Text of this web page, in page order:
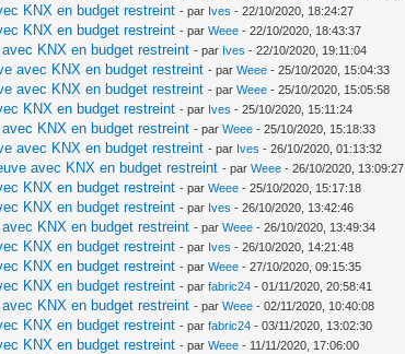
KNX en budget restreint - par Ives - 22/10/2020, 18:24:27
KNX en budget restreint - parWeee - 22/10/2020, 18:43:37
KNX en budget restreint - par Ives - 22/10/2020, 19:11:04
avec KNX en budget restreint - parWeee - 25/10/2020, 15:04:33
avec KNX en budget restreint - parWeee - 25/10/2020, 15:05:58
KNX en budget restreint - par Ives - 25/10/2020, 15:11:24
KNX en budget restreint - parWeee - 25/10/2020, 15:18:33
avec KNX en budget restreint - par Ives - 26/10/2020, 01:13:32
avec KNX en budget restreint - parWeee - 26/10/2020, 13:09:27
KNX en budget restreint - parWeee - 25/10/2020, 15:17:18
KNX en budget restreint - par Ives - 26/10/2020, 13:42:46
KNX en budget restreint - parWeee - 26/10/2020, 13:49:34
KNX en budget restreint - par Ives - 26/10/2020, 14:21:48
KNX en budget restreint - parWeee - 27/10/2020, 09:15:35
KNX en budget restreint - parfabric24 - 01/11/2020, 20:58:41
KNX en budget restreint - parWeee - 02/11/2020, 10:40:08
KNX en budget restreint - parfabric24 - 03/11/2020, 13:02:30
KNX en budget restreint - parWeee - 11/11/2020, 17:06:00